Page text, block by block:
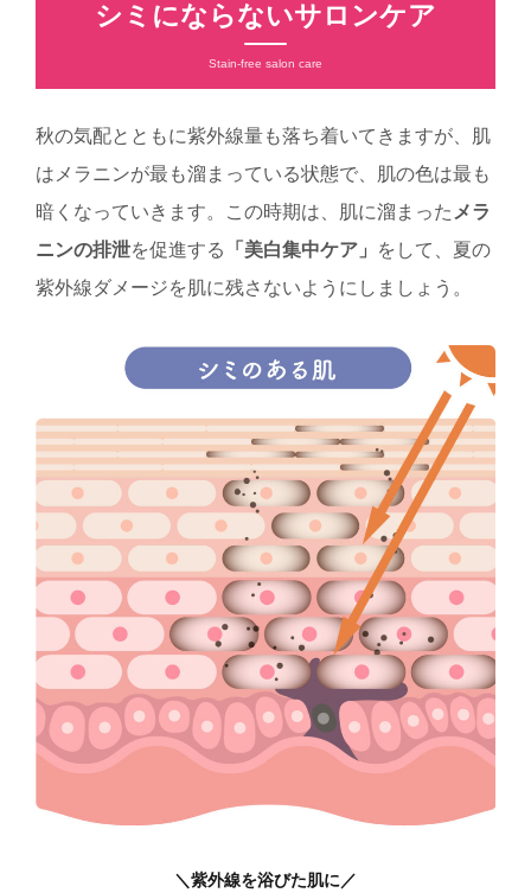
シミにならないサロンケア
Stain-free salon care
秋の気配とともに紫外線量も落ち着いてきますが、肌
はメラニンが最も溜まっている状態で、肌の色は最も
暗くなっていきます。この時期は、肌に溜まった メラ
ニンの排泄を促進する 「美白集中ケア」
をして、夏の
紫外線ダメージを肌に残さないようにしましょう。
＼紫外線を浴びた肌に／